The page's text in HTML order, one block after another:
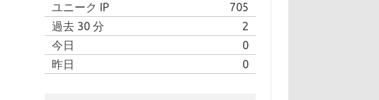
ユニーク IP
705
過去 30 分
2
今日
0
昨日
0